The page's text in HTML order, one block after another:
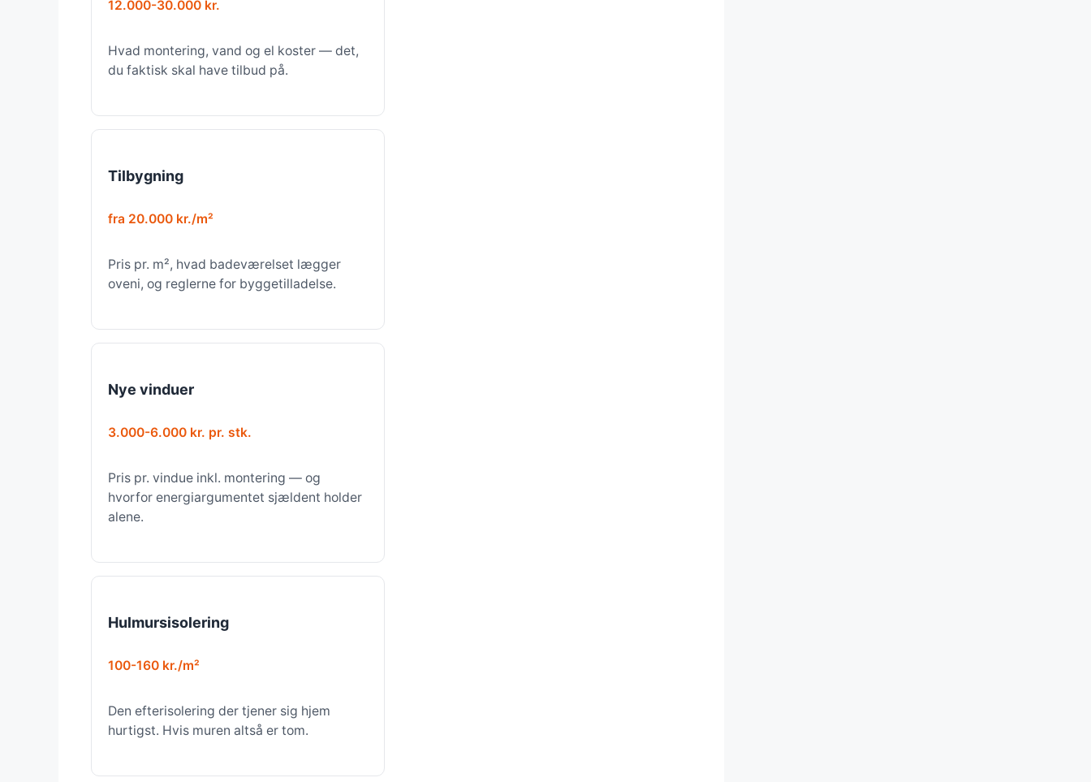
12.000-30.000 kr.
Hvad montering, vand og el koster — det,
du faktisk skal have tilbud på.
Tilbygning
fra 20.000 kr./m²
Pris pr. m², hvad badeværelset lægger
oveni, og reglerne for byggetilladelse.
Nye vinduer
3.000-6.000 kr. pr. stk.
Pris pr. vindue inkl. montering — og
hvorfor energiargumentet sjældent holder
alene.
Hulmursisolering
100-160 kr./m²
Den efterisolering der tjener sig hjem
hurtigst. Hvis muren altså er tom.